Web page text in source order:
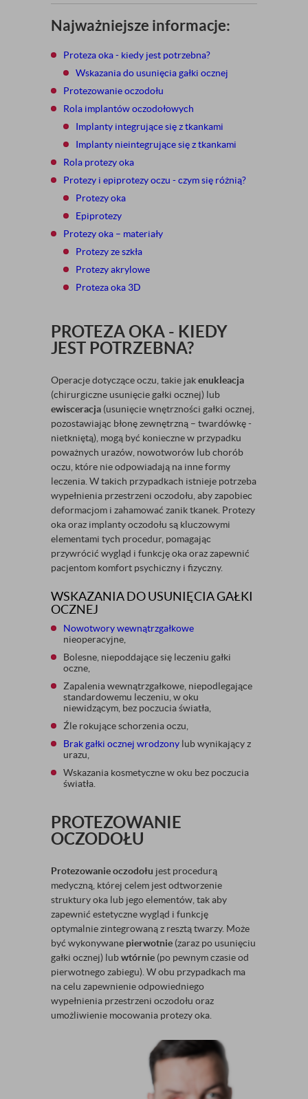
Najważniejsze informacje:
Proteza oka - kiedy jest potrzebna?
Wskazania do usunięcia gałki ocznej
Protezowanie oczodołu
Rola implantów oczodołowych
Implanty integrujące się z tkankami
Implanty nieintegrujące się z tkankami
Rola protezy oka
Protezy i epiprotezy oczu - czym się różnią?
Protezy oka
Epiprotezy
Protezy oka – materiały
Protezy ze szkła
Protezy akrylowe
Proteza oka 3D
PROTEZA OKA - KIEDY
JEST POTRZEBNA?
Operacje dotyczące oczu, takie jakenukleacja
(chirurgiczne usunięcie gałki ocznej) lub
ewisceracja (usunięcie wnętrzności gałki ocznej,
pozostawiając błonę zewnętrzną – twardówkę -
nietkniętą), mogą być konieczne w przypadku
poważnych urazów, nowotworów lub chorób
oczu, które nie odpowiadają na inne formy
leczenia. W takich przypadkach istnieje potrzeba
wypełnienia przestrzeni oczodołu, aby zapobiec
deformacjom i zahamować zanik tkanek. Protezy
oka oraz implanty oczodołu są kluczowymi
elementami tych procedur, pomagając
przywrócić wygląd i funkcję oka oraz zapewnić
pacjentom komfort psychiczny i fizyczny.
WSKAZANIA DO USUNIĘCIA GAŁKI
OCZNEJ
Nowotwory wewnątrzgałkowe
nieoperacyjne,
Bolesne, niepoddające się leczeniu gałki
oczne,
Zapalenia wewnątrzgałkowe, niepodlegające
standardowemu leczeniu, w oku
niewidzącym, bez poczucia światła,
Źle rokujące schorzenia oczu,
Brak gałki ocznej wrodzony lub wynikający z
urazu,
Wskazania kosmetyczne w oku bez poczucia
światła.
PROTEZOWANIE
OCZODOŁU
Protezowanie oczodołu jest procedurą
medyczną, której celem jest odtworzenie
struktury oka lub jego elementów, tak aby
zapewnić estetyczne wygląd i funkcję
optymalnie zintegrowaną z resztą twarzy. Może
być wykonywane pierwotnie (zaraz po usunięciu
gałki ocznej) lubwtórnie (po pewnym czasie od
pierwotnego zabiegu). W obu przypadkach ma
na celu zapewnienie odpowiedniego
wypełnienia przestrzeni oczodołu oraz
umożliwienie mocowania protezy oka.